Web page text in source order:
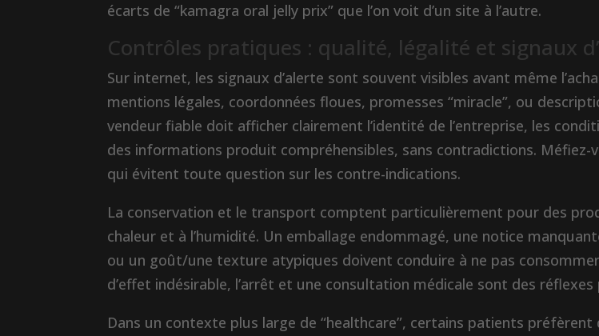
écarts de “kamagra oral jelly prix” que l’on voit d’un site à l’autre.
Contrôles pratiques : qualité, légalité et signaux
Sur internet, les signaux d’alerte sont souvent visibles avant même
mentions légales, coordonnées floues, promesses “miracle”, ou
vendeur fiable doit afficher clairement l’identité de l’entreprise, les
des informations produit compréhensibles, sans contradictions. Méfiez-
qui évitent toute question sur les contre-indications.
La conservation et le transport comptent particulièrement pour des
chaleur et à l’humidité. Un emballage endommagé, une notice
ou un goût/une texture atypiques doivent conduire à ne pas
d’effet indésirable, l’arrêt et une consultation médicale sont des
Dans un contexte plus large de “healthcare”, certains patients